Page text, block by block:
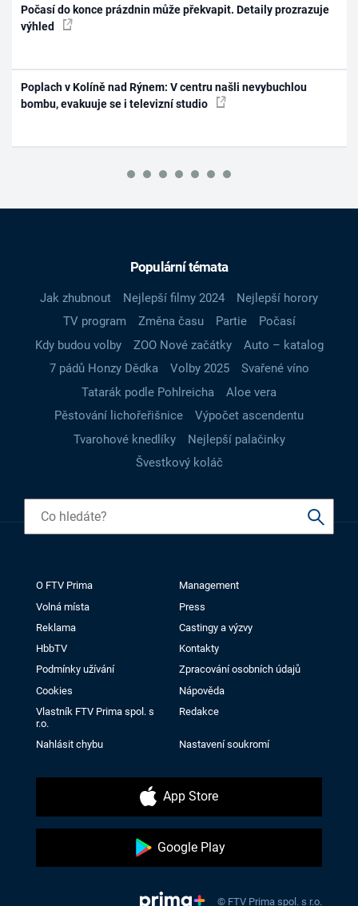
Počasí do konce prázdnin může překvapit. Detaily prozrazuje
výhled
Poplach v Kolíně nad Rýnem: V centru našli nevybuchlou
bombu, evakuuje se i televizní studio
Populární témata
Jak zhubnout Nejlepší filmy 2024
Nejlepší horory
TV program
Změna času Partie
Počasí
Kdy budou volby
ZOO Nové začátky
Auto – katalog
7 pádů Honzy Dědka
Volby 2025
Svařené víno
Tatarák podle Pohlreicha
Aloe vera
Pěstování lichořeřišnice
Výpočet ascendentu
Tvarohové knedlíky
Nejlepší palačinky
Švestkový koláč
O FTV Prima
Management
Volná místa
Press
Reklama
Castingy a výzvy
HbbTV
Kontakty
Podmínky užívání
Zpracování osobních údajů
Cookies
Nápověda
Vlastník FTV Prima spol. s
r.o.
Redakce
Nahlásit chybu Nastavení soukromí
App Store
Google Play
© FTV Prima spol. s r.o.